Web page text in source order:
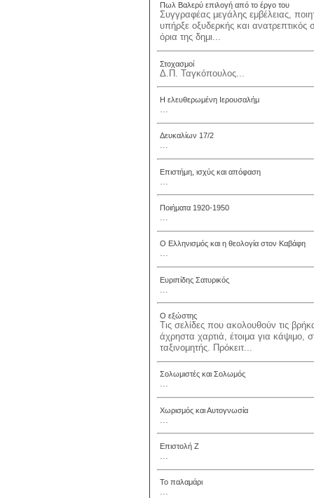
Πωλ Βαλερύ επιλογή από το έργο του
Συγγραφέας μεγάλης εμβέλειας,
υπήρξε οξυδερκής και ανατρεπτικός
όρια της δημι...
Στοχασμοί
Δ.Π. Ταγκόπουλος...
Η ελευθερωμένη Ιερουσαλήμ
...
Δευκαλίων 17/2
...
Επιστήμη, ισχύς και απόφαση
Ποιήματα 1920-1950
...
Ο Ελληνισμός και η θεολογία στον Καβάφη
...
Ευριπίδης Σατυρικός
Ο εξώστης
Τις σελίδες που ακολουθούν τις
άχρηστα χαρτιά, έτοιμα για κάψιμο,
ταξινομητής. Πρόκειτ...
Σολωμιστές και Σολωμός
...
Χωρισμός και Αυτογνωσία
Επιστολή Ζ
Το παλαμάρι
...